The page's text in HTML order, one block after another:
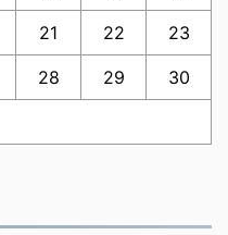
21 22 23
28 29 30